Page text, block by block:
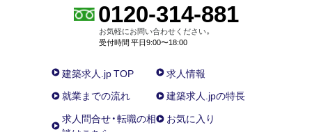
0120-314-881
お気軽にお問い合わせください。
受付時間 平日9:00〜18:00
建築求人.jp TOP
求人情報
就業までの流れ
建築求人.jpの特長
求人問合せ・転職の相
お気に入り